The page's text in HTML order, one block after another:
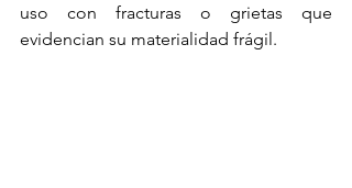
uso con fracturas o grietas que
evidencian su materialidad frágil.